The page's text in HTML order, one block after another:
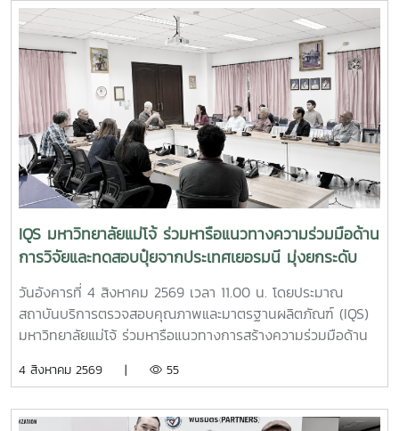
พื้นที่ต่าง ๆ ภายในสถานประกอบการ โดยชื่อสถานที่ดังกล่าว
ตรงกับชื่อภาษาไทยที่โรงแรมใช้อย่างเป็นทางการ การลงพื้นที่
ครั้งนี้นำโดย ผู้ช่วยศาสตราจารย์ ดร.ฉันทนา ซูแสวงทรัพย์ รอง
ผู้อำนวยการฝ่ายวิจัยและนวัตกรรม และ นายพัฒน์ โกจินอก
หัวหน้าฝ่ายพัฒนาและส่งเสริมปัจจัยการผลิต พร้อมด้วยบุคลากร
ในฝ่าย ได้แก่ นางสาววาสนา กาฬภักดี นักวิทยาศาสตร์ นาย
สหรัฐ ตั๋นก้อน เจ้าหน้าที่ขายจุลินทรีย์ และ นายนิวัช ออนศรี ผู้
ปฏิบัติงานเกษตรสถาบันบริการตรวจสอบคุณภาพและมาตรฐาน
ผลิตภัณฑ์ มหาวิทยาลัยแม่โจ้ เป็นหน่วยงานที่มุ่งเน้นการวิจัย
พัฒนา และถ่ายทอดองค์ความรู้ด้านปัจจัยการผลิตและการ
จัดการสิ่งแวดล้อมมาอย่างต่อเนื่อง จนนำไปสู่การพัฒนา
ผลิตภัณฑ์จุลินทรีย์ MMO ตราแม่โจ้ กรีน ซึ่งมีผลิตภัณฑ์สำหรับ
การใช้งานหลากหลายรูปแบบ รวมทั้งได้รับการรับรองมาตรฐาน
ปัจจัยการผลิตอินทรีย์ภายใต้ระบบ ACT-IFOAM จากสำนักงาน
มาตรฐานเกษตรอินทรีย์ (มกท.) ภายในกิจกรรม คณะผู้ปฏิบัติ
งานได้ให้ข้อมูลเกี่ยวกับคุณสมบัติ วิธีใช้ อัตราส่วนการผสม และ
งานของธุรกิจโรงแรม พร้อมสาธิตการใช้งานจริง โดยมุ่งเน้น
เขียว การนำจุลินทรีย์มาใช้เพื่อช่วยเพิ่มความอุดมสมบูรณ์ของ
IQS มหาวิทยาลัยแม่โจ้ ร่วมหารือแนวทางความร่วมมือด้าน
การวิจัยและทดสอบปุ๋ยจากประเทศเยอรมนี มุ่งยกระดับ
นวัตกรรมการเกษตรไทย
วันอังคารที่ 4 สิงหาคม 2569 เวลา 11.00 น. โดยประมาณ
สถาบันบริการตรวจสอบคุณภาพและมาตรฐานผลิตภัณฑ์ (IQS)
มหาวิทยาลัยแม่โจ้ ร่วมหารือแนวทางการสร้างความร่วมมือด้าน
คุณภาพ ประสิทธิภาพ และความเหมาะสมของผลิตภัณฑ์ภายใต้
ไปประยุกต์ใช้ให้เกิดประโยชน์ต่อภาคการเกษตรอย่างเหมาะสมและ
4 สิงหาคม 2569 | 55